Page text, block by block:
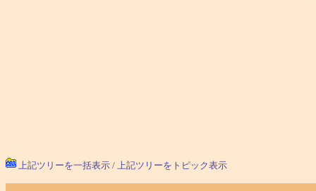
上記ツリーを一括表示 / 上記ツリーをトピック表示